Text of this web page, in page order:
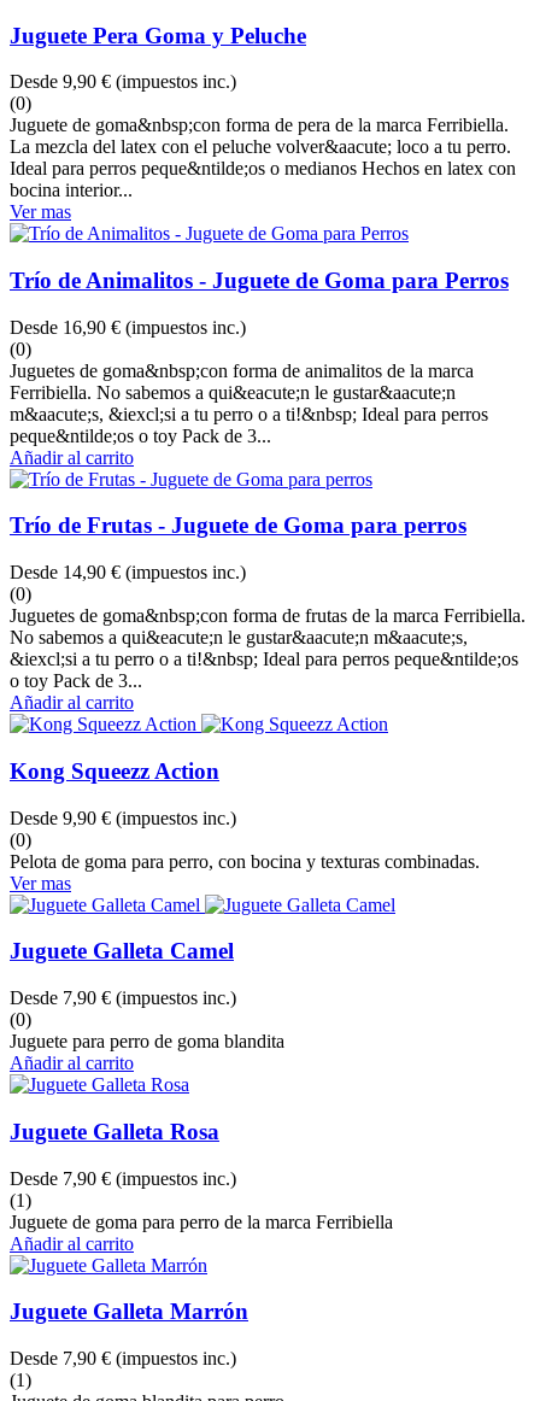
Juguete Pera Goma y Peluche
Desde 9,90 € (impuestos inc.)
(0)
Juguete de goma&nbsp;con forma de pera de la marca Ferribiella.
La mezcla del latex con el peluche volver&aacute; loco a tu perro.
Ideal para perros peque&ntilde;os o medianos Hechos en latex con
bocina interior...
Ver mas
Trío de Animalitos - Juguete de Goma para Perros
Desde 16,90 € (impuestos inc.)
(0)
Juguetes de goma&nbsp;con forma de animalitos de la marca
Ferribiella. No sabemos a qui&eacute;n le gustar&aacute;n
m&aacute;s, &iexcl;si a tu perro o a ti!&nbsp; Ideal para perros
peque&ntilde;os o toy Pack de 3...
Añadir al carrito
Trío de Frutas - Juguete de Goma para perros
Desde 14,90 € (impuestos inc.)
(0)
Juguetes de goma&nbsp;con forma de frutas de la marca Ferribiella.
No sabemos a qui&eacute;n le gustar&aacute;n m&aacute;s,
&iexcl;si a tu perro o a ti!&nbsp; Ideal para perros peque&ntilde;os
o toy Pack de 3...
Añadir al carrito
Kong Squeezz Action
Desde 9,90 € (impuestos inc.)
(0)
Pelota de goma para perro, con bocina y texturas combinadas.
Ver mas
Juguete Galleta Camel
Desde 7,90 € (impuestos inc.)
(0)
Juguete para perro de goma blandita
Añadir al carrito
Juguete Galleta Rosa
Desde 7,90 € (impuestos inc.)
(1)
Juguete de goma para perro de la marca Ferribiella
Añadir al carrito
Juguete Galleta Marrón
Desde 7,90 € (impuestos inc.)
(1)